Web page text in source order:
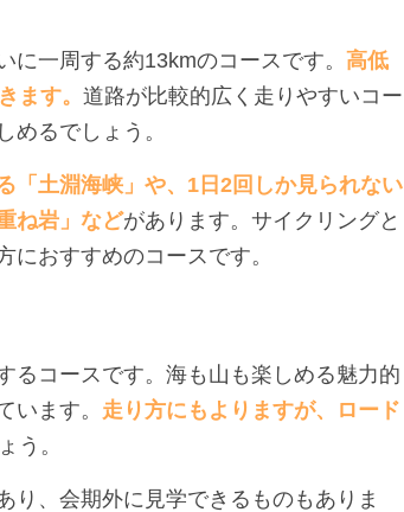
一周する約13kmのコースです。 高低
ます。 道路が比較的広く走りやすいコー
めるでしょう。
「土淵海峡」や、1日2回しか見られない
ね岩」などがあります。サイクリングと
におすすめのコースです。
るコースです。海も山も楽しめる魅力的
います。 走り方にもよりますが、ロード
う。
り、会期外に見学できるものもありま